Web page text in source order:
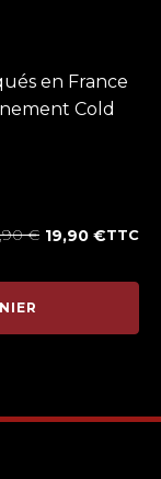
en France
Cold
€
:
19,90 €
:
TTC